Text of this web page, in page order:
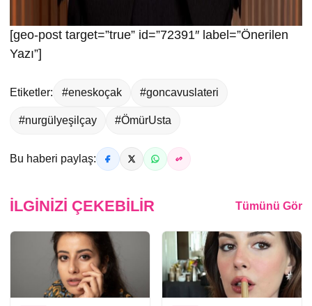
[geo-post target=”true” id=”72391″ label=”Önerilen
Yazı”]
Etiketler: #eneskoçak #goncavuslateri
#nurgülyeşilçay #ÖmürUsta
Bu haberi paylaş:
İLGINIZI ÇEKEBILIR Tümünü Gör